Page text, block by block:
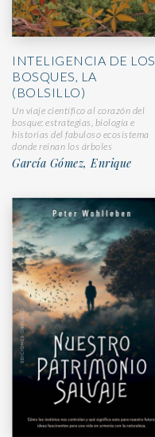
INTELIGENCIA DE LOS
BOSQUES, LA
(BOLSILLO)
Un viaje científico al corazón del
bosque: estrategias, biología e
historias del fabuloso ecosistema
donde reinan los árboles
García Gómez, Enrique